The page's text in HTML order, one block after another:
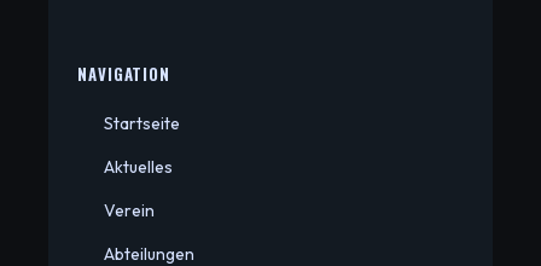
NAVIGATION
Startseite
Aktuelles
Verein
Abteilungen